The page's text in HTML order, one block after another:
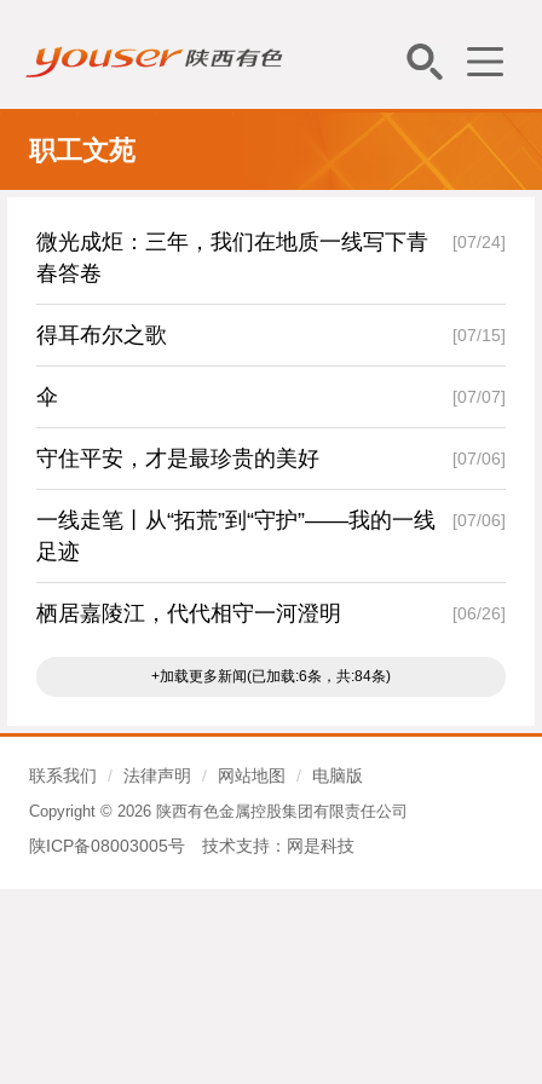
职工文苑
[07/24]
微光成炬：三年，我们在地质一线写下青
春答卷
[07/15]
得耳布尔之歌
[07/07]
伞
[07/06]
守住平安，才是最珍贵的美好
[07/06]
一线走笔丨从“拓荒”到“守护”——我的一线
足迹
[06/26]
栖居嘉陵江，代代相守一河澄明
+加载更多新闻(已加载:6条，共:84条)
联系我们 / 法律声明 / 网站地图 / 电脑版
Copyright © 2026 陕西有色金属控股集团有限责任公司
陕ICP备08003005号技术支持： 网是科技